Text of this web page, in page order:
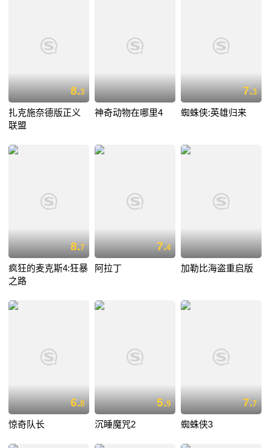
8.3
扎克施奈德版正义
联盟
神奇动物在哪里4
7.3
蜘蛛侠:英雄归来
8.7
疯狂的麦克斯4:狂暴
之路
7.4
阿拉丁 加勒比海盗重启版
6.8
惊奇队长
5.9
沉睡魔咒2
7.7
蜘蛛侠3